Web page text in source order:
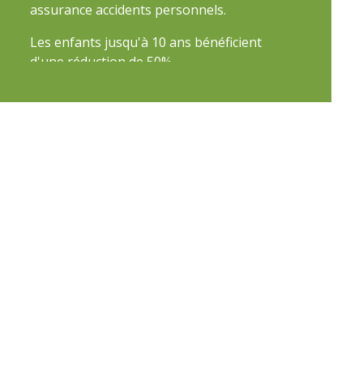
assurance accidents personnels.
Les enfants jusqu'à 10 ans bénéficient
d'une réduction de 50%.